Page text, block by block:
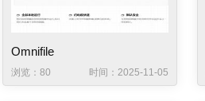
Omnifile
浏览：80 时间：2025-11-05